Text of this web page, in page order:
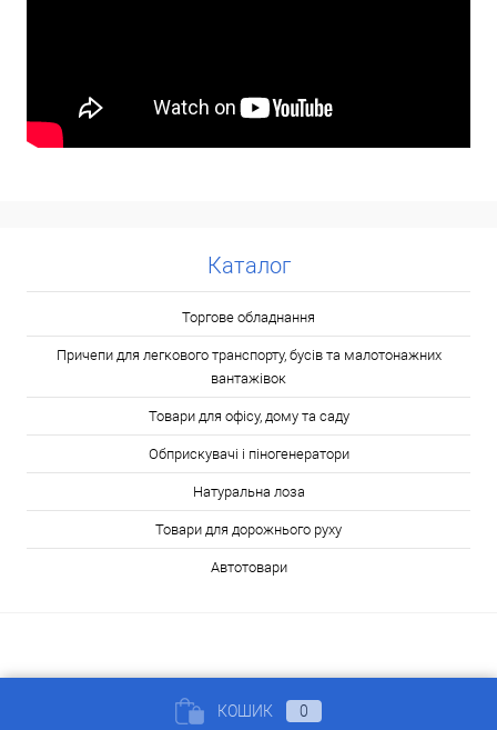
Каталог
Торгове обладнання
Причепи для легкового транспорту, бусів та малотонажних
вантажівок
Товари для офісу, дому та саду
Обприскувачі і піногенератори
Натуральна лоза
Товари для дорожнього руху
Автотовари
КОШИК 0